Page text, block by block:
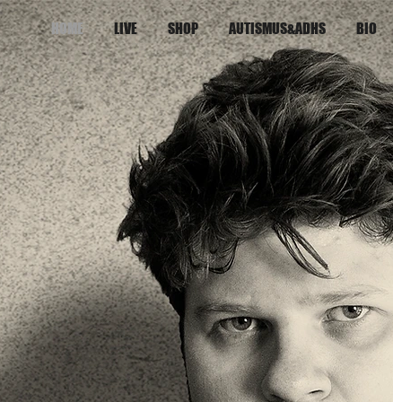
HOME LIVE SHOP AUTISMUS&ADHS BIO